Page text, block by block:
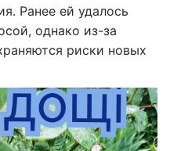
Ранее ей удалось
однако из-за
риски новых